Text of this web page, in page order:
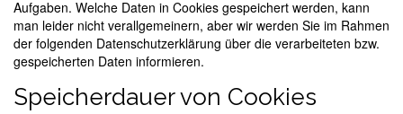
Aufgaben. Welche Daten in Cookies gespeichert werden, kann
man leider nicht verallgemeinern, aber wir werden Sie im Rahmen
der folgenden Datenschutzerklärung über die verarbeiteten bzw.
gespeicherten Daten informieren.
Speicherdauer von Cookies